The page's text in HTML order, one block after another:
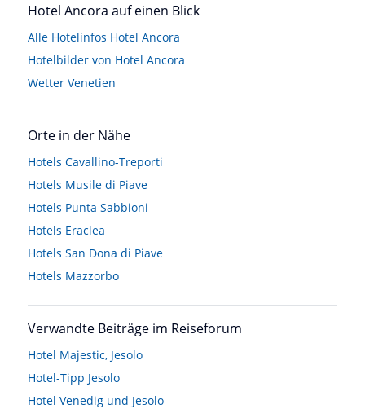
Hotel Ancora auf einen Blick
Alle Hotelinfos Hotel Ancora
Hotelbilder von Hotel Ancora
Wetter Venetien
Orte in der Nähe
Hotels Cavallino-Treporti
Hotels Musile di Piave
Hotels Punta Sabbioni
Hotels Eraclea
Hotels San Dona di Piave
Hotels Mazzorbo
Verwandte Beiträge im Reiseforum
Hotel Majestic, Jesolo
Hotel-Tipp Jesolo
Hotel Venedig und Jesolo